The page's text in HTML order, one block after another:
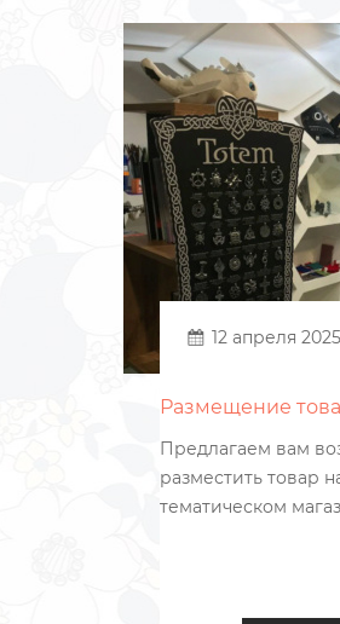
12 апреля 2025
Размещение
магазине
Предлагаем вам
разместить товар
тематическом